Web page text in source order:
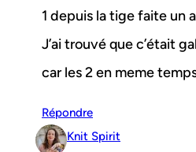
1 depuis la tige faite un
J’ai trouvé que c’était
car les 2 en meme
Répondre
Knit Spirit